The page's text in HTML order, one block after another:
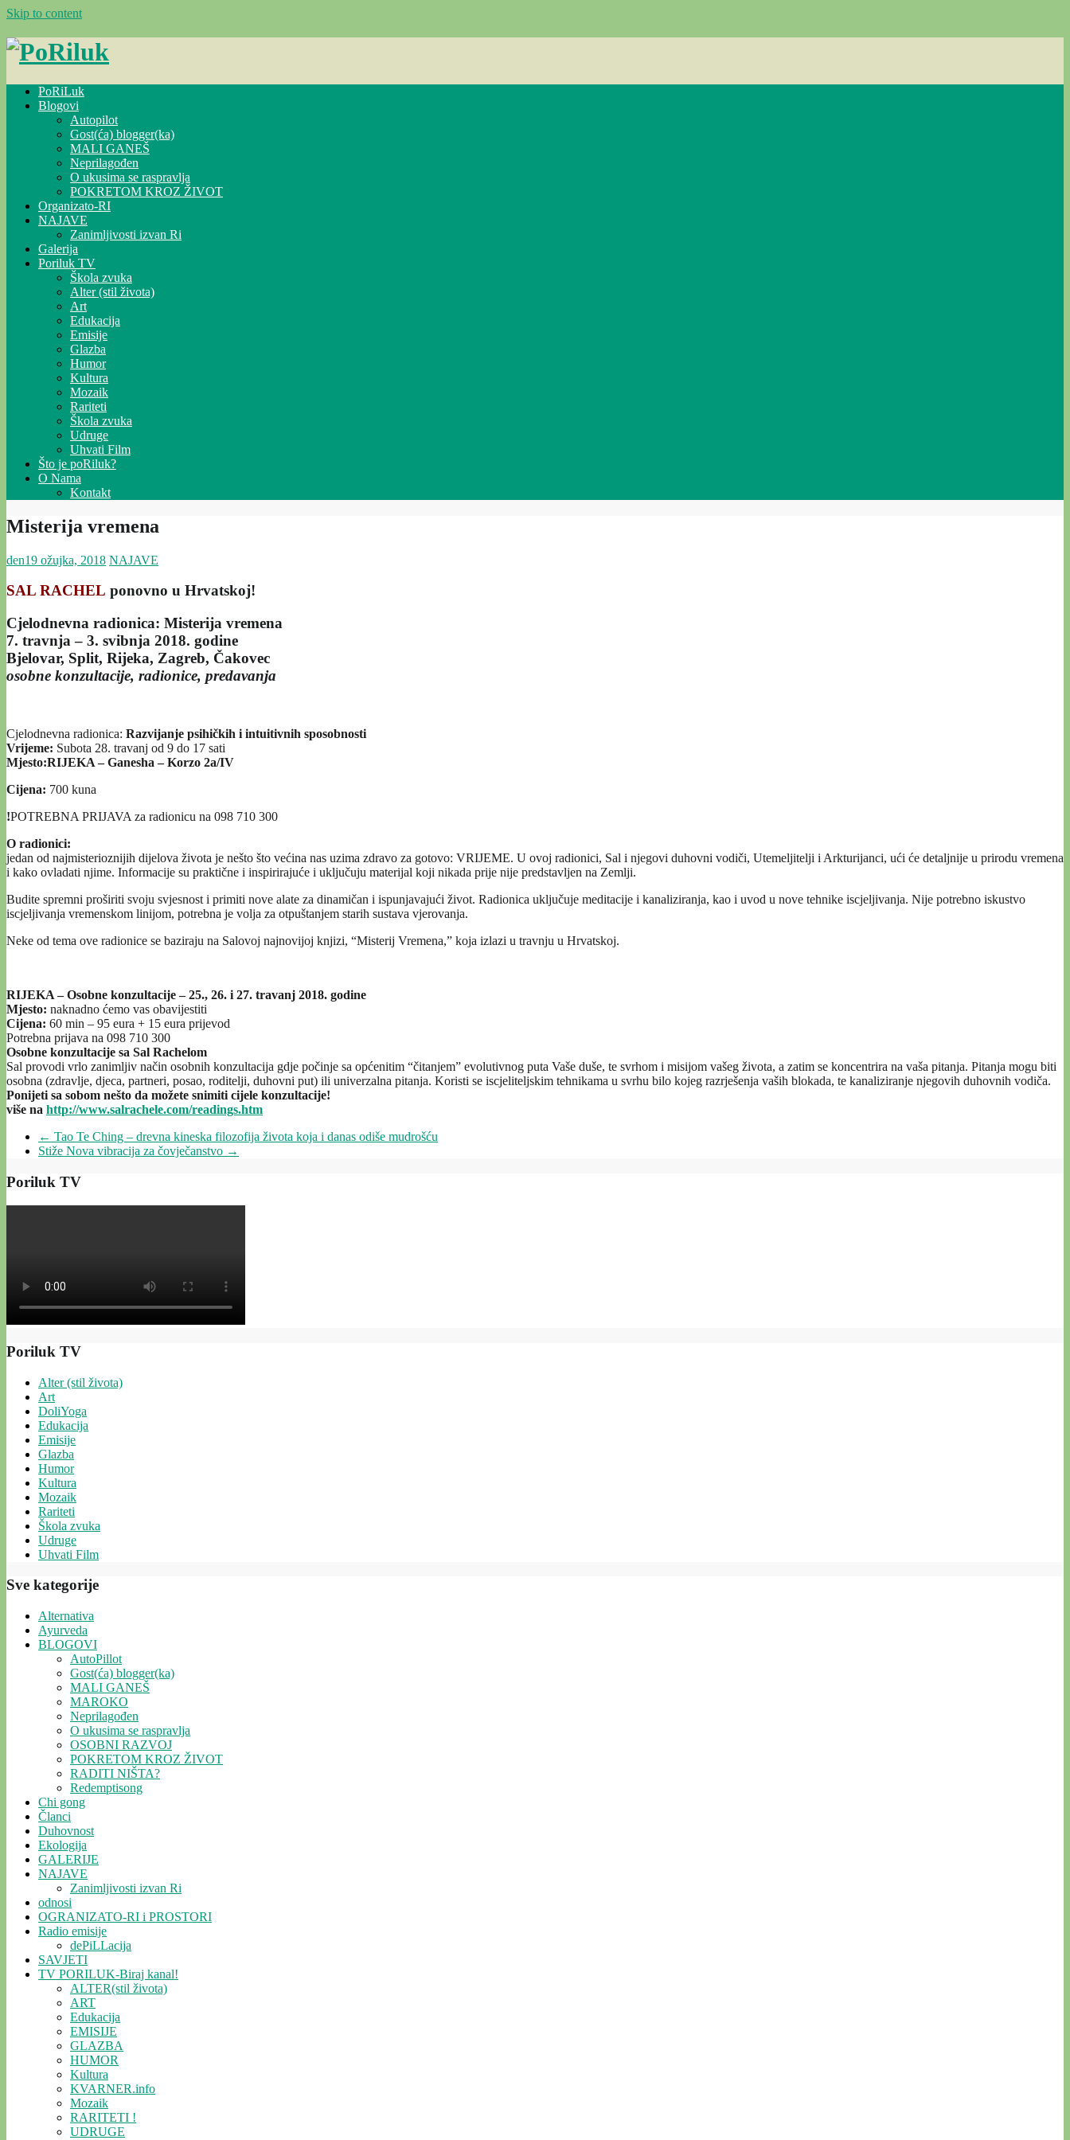
Skip to content
PoRiLuk
Blogovi
Autopilot
Gost(ća) blogger(ka)
MALI GANEŠ
Neprilagođen
O ukusima se raspravlja
POKRETOM KROZ ŽIVOT
Organizato-RI
NAJAVE
Zanimljivosti izvan Ri
Galerija
Poriluk TV
Škola zvuka
Alter (stil života)
Art
Edukacija
Emisije
Glazba
Humor
Kultura
Mozaik
Rariteti
Škola zvuka
Udruge
Uhvati Film
Što je poRiluk?
O Nama
Kontakt
Misterija vremena
den19 ožujka, 2018 NAJAVE
SAL RACHEL ponovno u Hrvatskoj!
Cjelodnevna radionica: Misterija vremena
7. travnja – 3. svibnja 2018. godine
Bjelovar, Split, Rijeka, Zagreb, Čakovec
osobne konzultacije, radionice, predavanja
Cjelodnevna radionica: Razvijanje psihičkih i intuitivnih sposobnosti
Vrijeme: Subota 28. travanj od 9 do 17 sati
Mjesto:RIJEKA – Ganesha – Korzo 2a/IV
Cijena: 700 kuna
!POTREBNA PRIJAVA za radionicu na 098 710 300
O radionici:
jedan od najmisterioznijih dijelova života je nešto što većina nas uzima zdravo za gotovo: VRIJEME. U ovoj radionici, Sal i njegovi duhovni vodiči, Utemeljitelji i Arkturijanci, ući će detaljnije u prirodu vremena
i kako ovladati njime. Informacije su praktične i inspirirajuće i uključuju materijal koji nikada prije nije predstavljen na Zemlji.
Budite spremni proširiti svoju svjesnost i primiti nove alate za dinamičan i ispunjavajući život. Radionica uključuje meditacije i kanaliziranja, kao i uvod u nove tehnike iscjeljivanja. Nije potrebno iskustvo
iscjeljivanja vremenskom linijom, potrebna je volja za otpuštanjem starih sustava vjerovanja.
Neke od tema ove radionice se baziraju na Salovoj najnovijoj knjizi, “Misterij Vremena,” koja izlazi u travnju u Hrvatskoj.
RIJEKA – Osobne konzultacije – 25., 26. i 27. travanj 2018. godine
Mjesto: naknadno ćemo vas obavijestiti
Cijena: 60 min – 95 eura + 15 eura prijevod
Potrebna prijava na 098 710 300
Osobne konzultacije sa Sal Rachelom
Sal provodi vrlo zanimljiv način osobnih konzultacija gdje počinje sa općenitim “čitanjem” evolutivnog puta Vaše duše, te svrhom i misijom vašeg života, a zatim se koncentrira na vaša pitanja. Pitanja mogu biti
osobna (zdravlje, djeca, partneri, posao, roditelji, duhovni put) ili univerzalna pitanja. Koristi se iscjeliteljskim tehnikama u svrhu bilo kojeg razrješenja vaših blokada, te kanaliziranje njegovih duhovnih vodiča.
Ponijeti sa sobom nešto da možete snimiti cijele konzultacije!
više na http://www.salrachele.com/readings.htm
← Tao Te Ching – drevna kineska filozofija života koja i danas odiše mudrošću
Stiže Nova vibracija za čovječanstvo →
Poriluk TV
Poriluk TV
Alter (stil života)
Art
DoliYoga
Edukacija
Emisije
Glazba
Humor
Kultura
Mozaik
Rariteti
Škola zvuka
Udruge
Uhvati Film
Sve kategorije
Alternativa
Ayurveda
BLOGOVI
AutoPillot
Gost(ća) blogger(ka)
MALI GANEŠ
MAROKO
Neprilagođen
O ukusima se raspravlja
OSOBNI RAZVOJ
POKRETOM KROZ ŽIVOT
RADITI NIŠTA?
Redemptisong
Chi gong
Članci
Duhovnost
Ekologija
GALERIJE
NAJAVE
Zanimljivosti izvan Ri
odnosi
OGRANIZATO-RI i PROSTORI
Radio emisije
dePiLLacija
SAVJETI
TV PORILUK-Biraj kanal!
ALTER(stil života)
ART
Edukacija
EMISIJE
GLAZBA
HUMOR
Kultura
KVARNER.info
Mozaik
RARITETI !
UDRUGE